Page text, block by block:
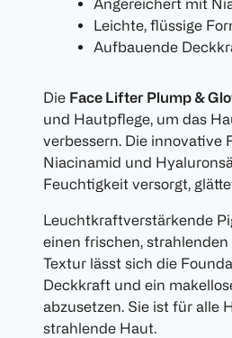
Angereichert mit
Leichte, flüssige
Aufbauende
Die Face Lifter Plump &
und Hautpflege, um das
verbessern. Die innovative
Niacinamid und
Feuchtigkeit versorgt,
Leuchtkraftverstärkende
einen frischen, strahlenden
Textur lässt sich die
Deckkraft und ein
abzusetzen. Sie ist für alle
strahlende Haut.